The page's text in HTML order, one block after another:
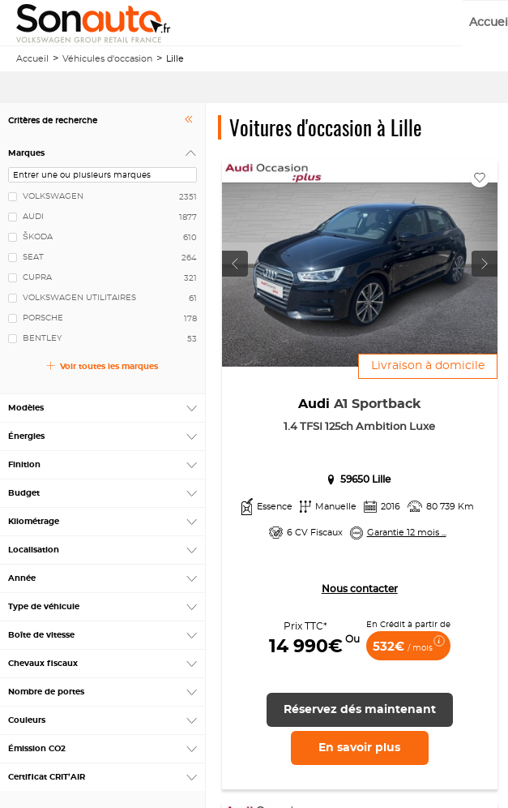
Accueil
Accueil Véhicules d'occasion Lille
Critères de recherche
Marques
VOLKSWAGEN 2351
AUDI 1877
ŠKODA 610
SEAT 264
CUPRA 321
VOLKSWAGEN UTILITAIRES 61
PORSCHE 178
BENTLEY 53
Voir toutes les marques
Modèles
Énergies
Finition
Budget
Kilométrage
Localisation
Année
Type de véhicule
Boîte de vitesse
Chevaux fiscaux
Nombre de portes
Couleurs
Émission CO2
Certificat CRIT’AIR
Voitures d'occasion à Lille
Livraison à domicile
Audi A1 Sportback
1.4 TFSI 125ch Ambition Luxe
59650 Lille
Essence Manuelle 2016 80 739 Km
6 CV Fiscaux Garantie 12 mois ...
Nous contacter
Prix TTC*
14 990€ Ou
En Crédit à partir de
532€ / mois
Réservez dés maintenant
En savoir plus